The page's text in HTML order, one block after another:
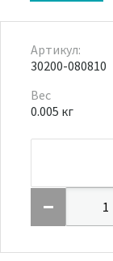
Артикул:
30200-080810
Вес
0.005 кг